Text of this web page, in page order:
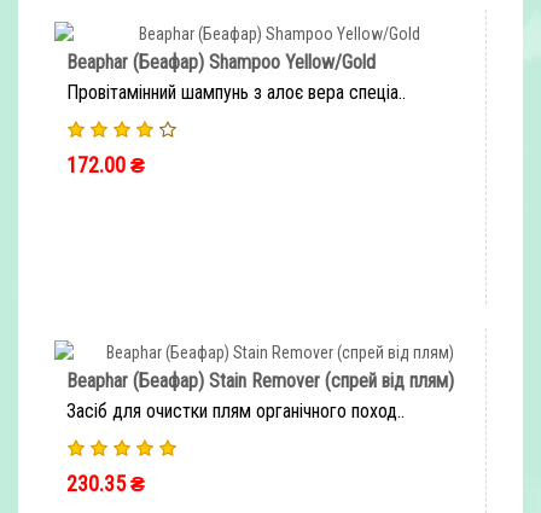
Beaphar (Беафар) Shampoo Yellow/Gold
Провітамінний шампунь з алоє вера спеціа..
172.00 ₴
Beaphar (Беафар) Stain Remover (спрей від плям)
Засіб для очистки плям органічного поход..
230.35 ₴